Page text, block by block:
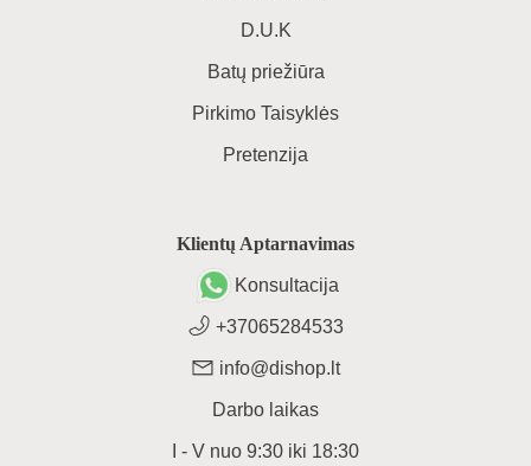
D.U.K
Batų priežiūra
Pirkimo Taisyklės
Pretenzija
Klientų Aptarnavimas
Konsultacija
+37065284533
info@dishop.lt
Darbo laikas
I - V nuo 9:30 iki 18:30